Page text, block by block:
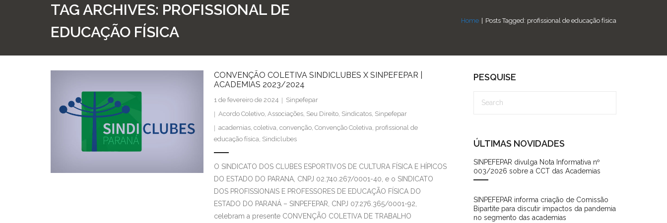
TAG ARCHIVES: PROFISSIONAL DE
EDUCAÇÃO FÍSICA
Home Posts Tagged: profissional de educação física
CONVENÇÃO COLETIVA SINDICLUBES X SINPEFEPAR |
ACADEMIAS 2023/2024
1 de fevereiro de 2024
Sinpefepar
Acordo Coletivo ,Associações Seu Direito Sindicatos Sinpefepar
academias ,coletiva ,convenção ,Convenção Coletiva profissional de
educação física Sindiclubes
O SINDICATO DOS CLUBES ESPORTIVOS DE CULTURA FÍSICA E HÍPICOS
DO ESTADO DO PARANA, CNPJ 02.740.267/0001-40, e o SINDICATO
DOS PROFISSIONAIS E PROFESSORES DE EDUCAÇÃO FÍSICA DO
ESTADO DO PARANÁ – SINPEFEPAR, CNPJ 07.276.365/0001-92,
celebram a presente CONVENÇÃO COLETIVA DE TRABALHO
PESQUISE
ÚLTIMAS NOVIDADES
SINPEFEPAR divulga Nota Informativa nº
003/2026 sobre a CCT das Academias
SINPEFEPAR informa criação de Comissão
Bipartite para discutir impactos da pandemia
no segmento das academias